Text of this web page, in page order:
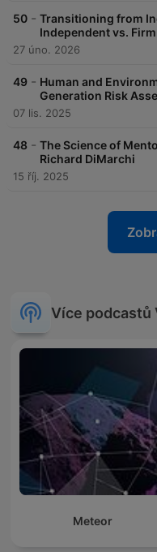
50 - Transitioning from
Independent vs.
27 úno. 2026
49 - Human and
Generation Risk
07 lis. 2025
48 - The Science of
Richard DiMarchi
15 říj. 2025
Více podcastů
Meteor